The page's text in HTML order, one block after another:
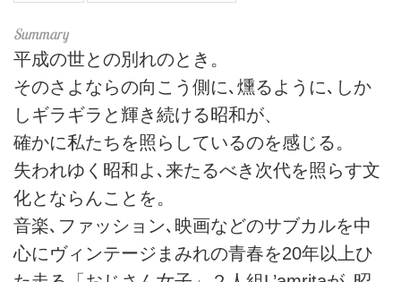
平成の世との別れのとき。
そのさよならの向こう側に､燻るように､しか
しギラギラと輝き続ける昭和が、
確かに私たちを照らしているのを感じる。
失われゆく昭和よ､来たるべき次代を照らす文
化とならんことを。
音楽､ファッション､映画などのサブカルを中
心にヴィンテージまみれの青春を20年以上ひ